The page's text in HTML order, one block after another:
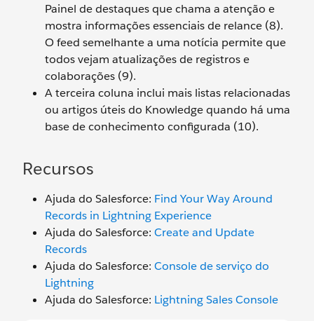
Painel de destaques que chama a atenção e
mostra informações essenciais de relance (8).
O feed semelhante a uma notícia permite que
todos vejam atualizações de registros e
colaborações (9).
A terceira coluna inclui mais listas relacionadas
ou artigos úteis do Knowledge quando há uma
base de conhecimento configurada (10).
Recursos
Ajuda do Salesforce: Find Your Way Around
Records in Lightning Experience
Ajuda do Salesforce: Create and Update
Records
Ajuda do Salesforce: Console de serviço do
Lightning
Ajuda do Salesforce: Lightning Sales Console